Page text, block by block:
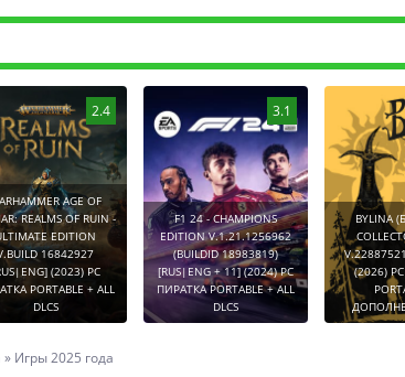
2.4
AGE OF
REALMS OF RUIN -
EDITION
16842927
(2023) PC
PORTABLE + ALL
DLCS
3.1
F1 24 - CHAMPIONS
EDITION V.1.21.1256962
(BUILDID 18983819)
[RUS|ENG + 11] (2024) PC
ПИРАТКА PORTABLE + ALL
DLCS
BYLINA
(2026)
» Игры 2025 года